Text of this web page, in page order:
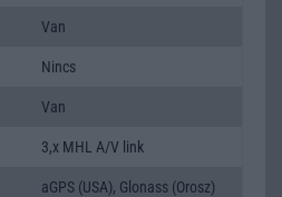
Van
Nincs
Van
3,x MHL A/V link
aGPS (USA), Glonass (Orosz)